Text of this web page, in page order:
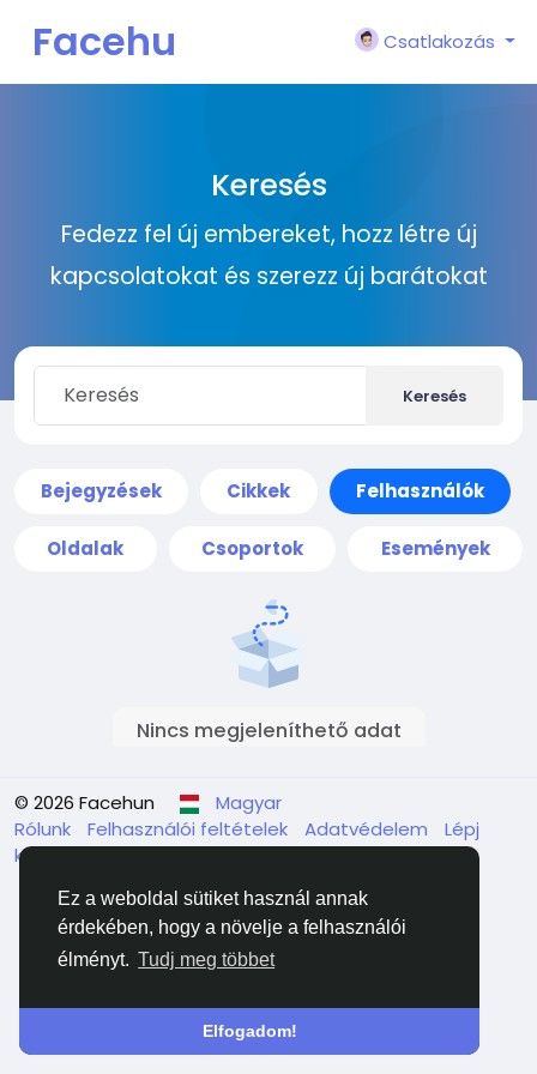
Ez a weboldal sütiket használ annak
érdekében, hogy a növelje a felhasználói
élményt. Tudj meg többet
Elfogadom!
Facehu
Csatlakozás
Keresés
Fedezz fel új embereket, hozz létre új
kapcsolatokat és szerezz új barátokat
Keresés
Bejegyzések Cikkek Felhasználók
Oldalak Csoportok Események
Nincs megjeleníthető adat
© 2026 Facehun
Magyar
Rólunk
Felhasználói feltételek Adatvédelem
Lépj
kapcsolatba velünk